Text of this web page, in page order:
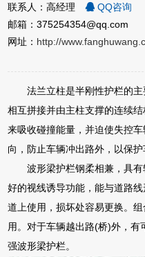
联系人：高经理
QQ咨询
邮箱：375254354@qq.com
网址： http://
法兰立柱是半刚性护栏的
相互拼接并由主柱支撑的连续
来吸收碰撞能量，并迫使失控
向，防止车辆冲出路外，以保
波形梁护栏钢柔相兼，具
好的视线诱导功能，能与道路
道上使用，损坏处容易更换。
用。对于车辆越出路(桥)外，
强波形梁护栏。